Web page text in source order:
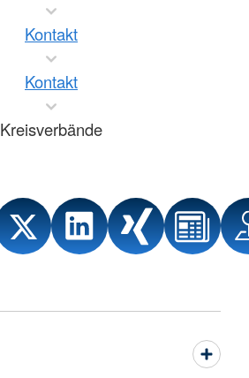
Kontakt
Kontakt
Kreisverbände